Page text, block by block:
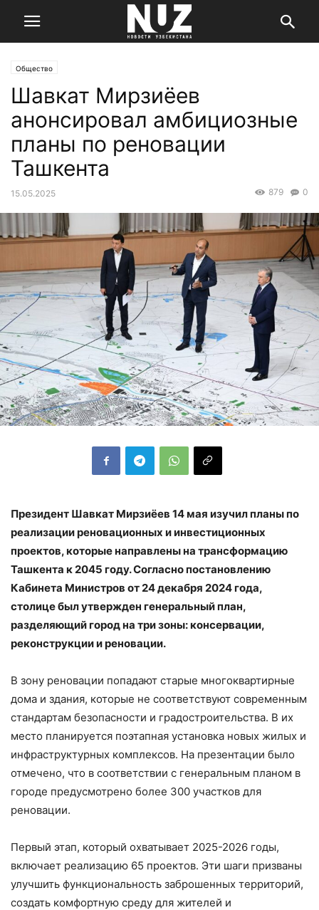
Общество
Шавкат Мирзиёев
анонсировал амбициозные
планы по реновации
Ташкента
15.05.2025 0
879
Президент Шавкат Мирзиёев 14 мая изучил планы по
реализации реновационных и инвестиционных
проектов, которые направлены на трансформацию
Ташкента к 2045 году. Согласно постановлению
Кабинета Министров от 24 декабря 2024 года,
столице был утвержден генеральный план,
разделяющий город на три зоны: консервации,
реконструкции и реновации.
В зону реновации попадают старые многоквартирные
дома и здания, которые не соответствуют современным
стандартам безопасности и градостроительства. В их
место планируется поэтапная установка новых жилых и
инфраструктурных комплексов. На презентации было
отмечено, что в соответствии с генеральным планом в
городе предусмотрено более 300 участков для
реновации.
Первый этап, который охватывает 2025-2026 годы,
включает реализацию 65 проектов. Эти шаги призваны
улучшить функциональность заброшенных территорий,
создать комфортную среду для жителей и